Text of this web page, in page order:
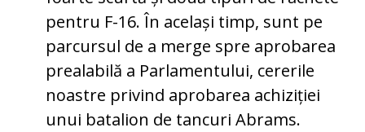
pentru F-16. În același timp, sunt pe
parcursul de a merge spre aprobarea
prealabilă a Parlamentului, cererile
noastre privind aprobarea achiziției
unui batalion de tancuri Abrams.